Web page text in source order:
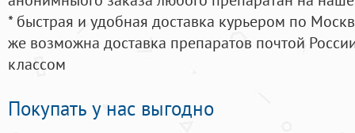
* быстрая и удобная доставка курьером по
же возможна доставка препаратов почтой
классом
Покупать у нас выгодно